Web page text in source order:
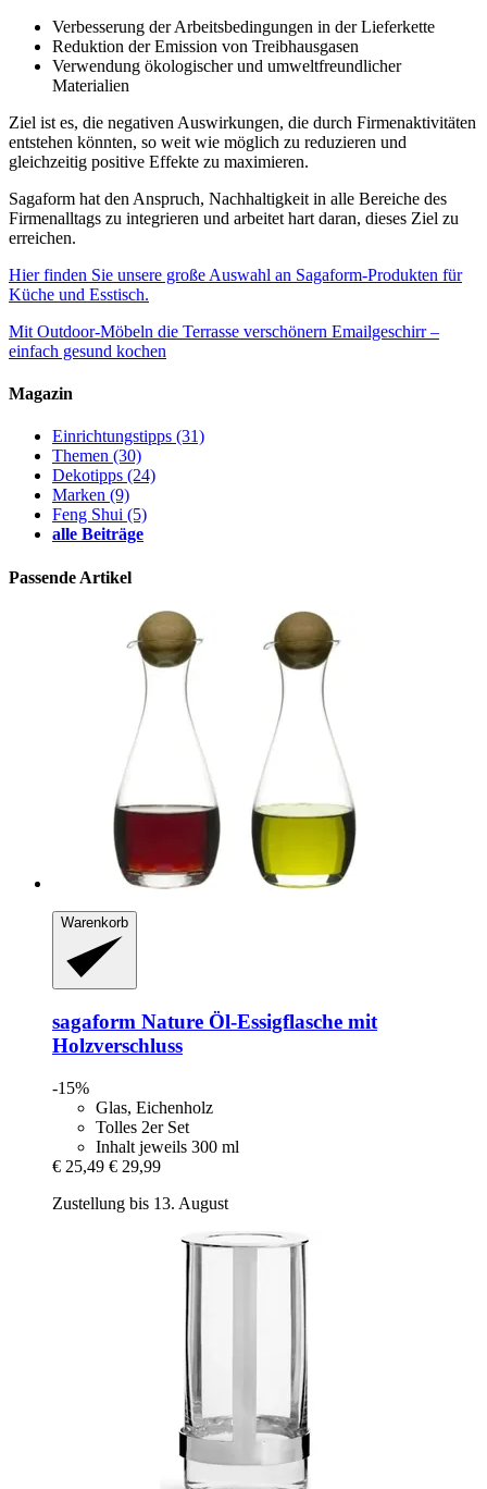
Verbesserung der Arbeitsbedingungen in der Lieferkette
Reduktion der Emission von Treibhausgasen
Verwendung ökologischer und umweltfreundlicher
Materialien
Ziel ist es, die negativen Auswirkungen, die durch Firmenaktivitäten
entstehen könnten, so weit wie möglich zu reduzieren und
gleichzeitig positive Effekte zu maximieren.
Sagaform hat den Anspruch, Nachhaltigkeit in alle Bereiche des
Firmenalltags zu integrieren und arbeitet hart daran, dieses Ziel zu
erreichen.
Hier finden Sie unsere große Auswahl an Sagaform-Produkten für
Küche und Esstisch.
Mit Outdoor-Möbeln die Terrasse verschönern Emailgeschirr –
einfach gesund kochen
Magazin
Einrichtungstipps (31)
Themen (30)
Dekotipps (24)
Marken (9)
Feng Shui (5)
alle Beiträge
Passende Artikel
Warenkorb
sagaform Nature Öl-​Essigflasche mit
Holzverschluss
-15%
Glas, Eichenholz
Tolles 2er Set
Inhalt jeweils 300 ml
€ 25,49 € 29,99
Zustellung bis 13. August